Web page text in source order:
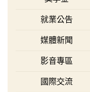
就業公告
媒體新聞
影音專區
國際交流